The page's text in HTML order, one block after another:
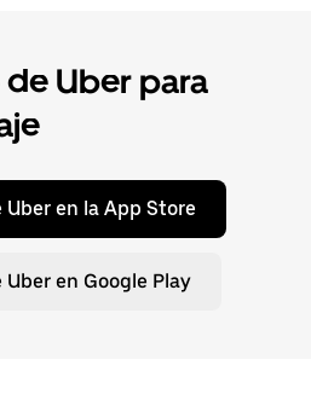
Uber para
Uber en la App Store
en Google Play